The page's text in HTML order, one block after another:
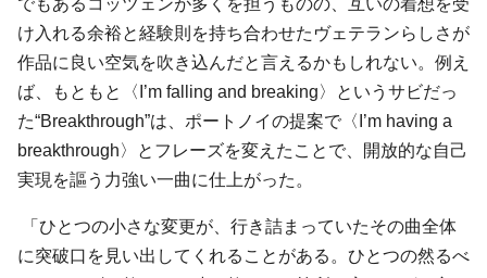
け入れる余裕と経験則を持ち合わせたヴェテランらしさが
作品に良い空気を吹き込んだと言えるかもしれない。例え
ば、もともと〈I’m falling and breaking〉というサビだっ
た“Breakthrough”は、ポートノイの提案で〈I’m having a
breakthrough〉とフレーズを変えたことで、開放的な自己
実現を謳う力強い一曲に仕上がった。
「ひとつの小さな変更が、行き詰まっていたその曲全体
に突破口を見い出してくれることがある。ひとつの然るべ